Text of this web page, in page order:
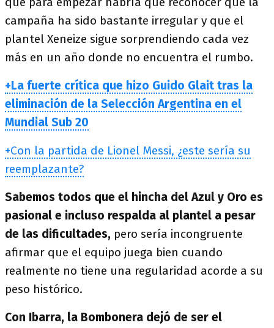
campaña ha sido bastante irregular y que el
plantel Xeneize sigue sorprendiendo cada vez
más en un año donde no encuentra el rumbo.
+La fuerte crítica que hizo Guido Glait tras la
eliminación de la Selección Argentina en el
Mundial Sub 20
+Con la partida de Lionel Messi, ¿este sería su
reemplazante?
Sabemos todos que el hincha del Azul y Oro es
pasional e incluso respalda al plantel a pesar
de las dificultades, pero sería incongruente
afirmar que el equipo juega bien cuando
realmente no tiene una regularidad acorde a su
peso histórico.
Con Ibarra, la Bombonera dejó de ser el